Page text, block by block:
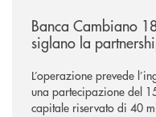
Banca Cambiano
siglano la
L’operazione prevede
una partecipazione del
capitale riservato di 40